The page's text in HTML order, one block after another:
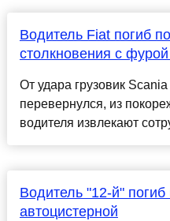
Водитель Fiat погиб
столкновения с
От удара грузовик
перевернулся, из
водителя извлекают
Водитель "12-й"
автоцистерной